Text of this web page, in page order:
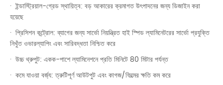
· ইন্ডাস্ট্রিয়াল-গ্রেড স্থায়িত্ব: বড় আকারের ক্রমাগত উৎপাদনের জন্য ডিজাইন করা
হয়েছে
· প্রিসিশন কন্ট্রোল: ব্যাগের জন্য সার্ভো নিয়ন্ত্রিত হাই স্পিড ল্যামিনেটরের সার্ভো প্রযুক্তি
নিখুঁত ওভারল্যাপিং এবং সারিবদ্ধতা নিশ্চিত করে
· উচ্চ থ্রুপুট: একক-পাশে ল্যামিনেশনে প্রতি মিনিটে 80 মিটার পর্যন্ত
· কমে যাওয়া বর্জ্য: ত্রুটিপূর্ণ আউটপুট এবং কাগজ/ফিল্মের ক্ষতি কম করে